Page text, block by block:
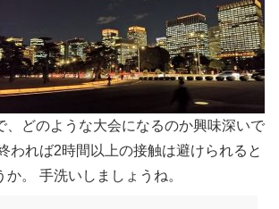
、どのような大会になるのか興味深いで
われば2時間以上の接触は避けられると
。 手洗いしましょうね。